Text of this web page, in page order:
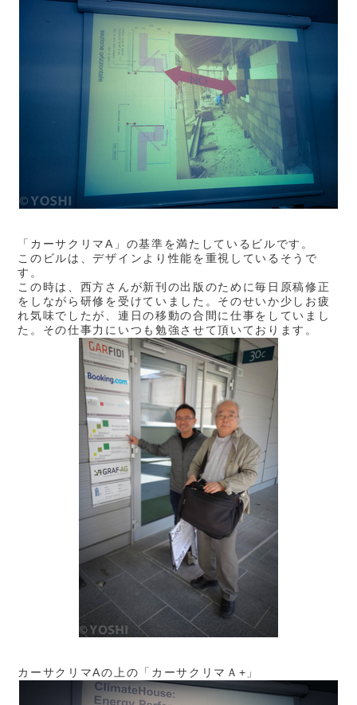
「カーサクリマA」の基準を満たしているビルです。
このビルは、デザインより性能を重視しているそうで
す。
この時は、西方さんが新刊の出版のために毎日原稿修正
をしながら研修を受けていました。そのせいか少しお疲
れ気味でしたが、連日の移動の合間に仕事をしていまし
た。その仕事力にいつも勉強させて頂いております。
カーサクリマAの上の「カーサクリマＡ+」